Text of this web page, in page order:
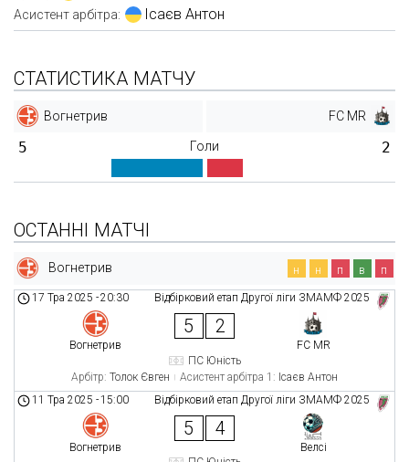
Асистент арбітра: Ісаєв Антон
СТАТИСТИКА МАТЧУ
Вогнетрив FC MR
5 Голи 2
ОСТАННІ МАТЧІ
Вогнетрив н н п в п
Відбірковий етап Другої ліги ЗМАМФ 2025
17 Тра 2025 -20:30
Вогнетрив
5 2
FC MR
ПС Юність
Арбітр: Толок Євген Асистент арбітра 1: Ісаєв Антон
Відбірковий етап Другої ліги ЗМАМФ 2025
11 Тра 2025 -15:00
Вогнетрив
5 4
Велсі